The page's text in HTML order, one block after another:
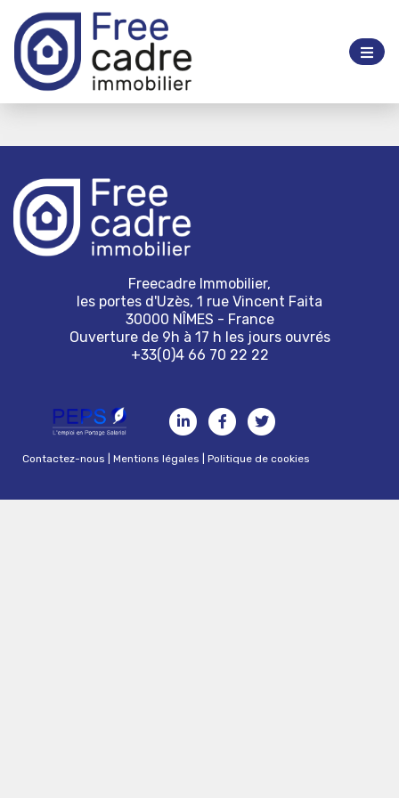
Freecadre Immobilier,
les portes d'Uzès, 1 rue Vincent Faita
30000 NÎMES - France
Ouverture de 9h à 17 h les jours ouvrés
+33(0)4 66 70 22 22
Contactez-nous |Mentions légales |Politique de cookies